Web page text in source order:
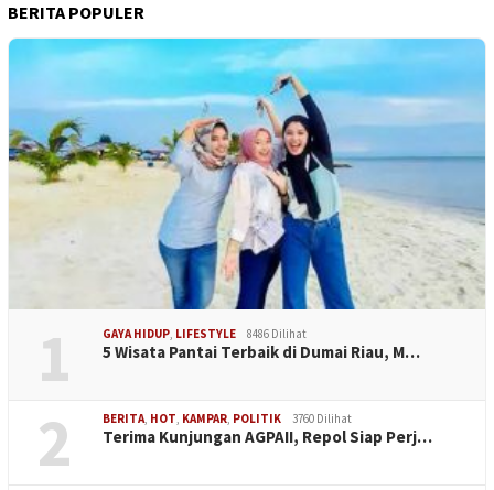
BERITA POPULER
1 GAYA HIDUP, LIFESTYLE 8486 Dilihat
5 Wisata Pantai Terbaik di Dumai Riau, M…
2 BERITA, HOT, KAMPAR, POLITIK 3760 Dilihat
Terima Kunjungan AGPAII, Repol Siap Perj…